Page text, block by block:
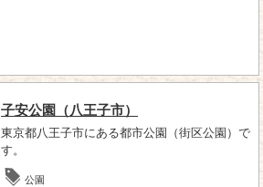
子安公園（八王子市）
東京都八王子市にある都市公園（街区公園）で
す。
公園